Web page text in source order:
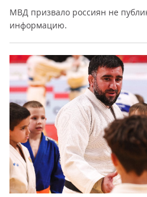
МВД призвало россиян не
информацию.